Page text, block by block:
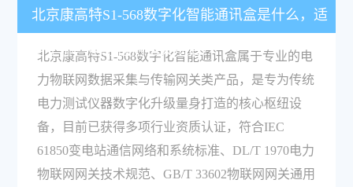
北京康高特S1-568数字化智能通讯盒是什么，适
用于哪些电力检测相关场景？
北京康高特S1-568数字化智能通讯盒属于专业的电
力物联网数据采集与传输网关类产品，是专为传统
电力测试仪器数字化升级量身打造的核心枢纽设
备，目前已获得多项行业资质认证，符合IEC
61850变电站通信网络和系统标准、DL/T 1970电力
物联网网关技术规范、GB/T 33602物联网网关通用